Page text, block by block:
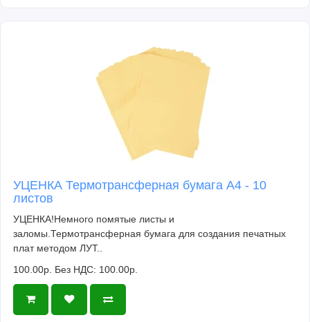
УЦЕНКА Термотрансферная бумага А4 - 10
листов
УЦЕНКА!Немного помятые листы и
заломы.Термотрансферная бумага для создания печатных
плат методом ЛУТ..
100.00р. Без НДС: 100.00р.